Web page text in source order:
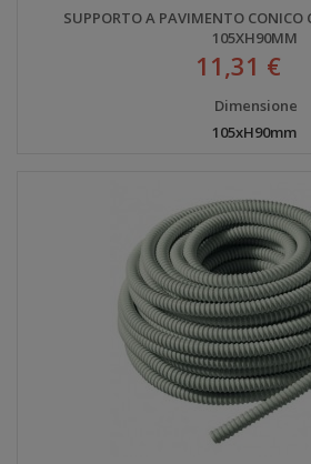
SUPPORTO A PAVIMENTO CONICO
105XH90MM
11,31 €
Dimensione
105xH90mm